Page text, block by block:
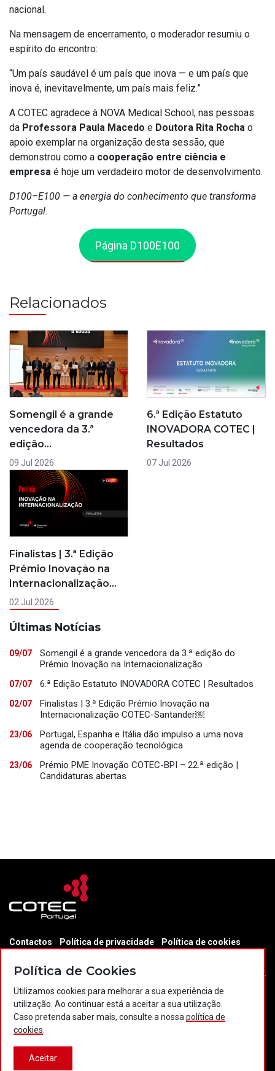
nacional.
Na mensagem de encerramento, o moderador resumiu o
espírito do encontro:
“Um país saudável é um país que inova — e um país que
inova é, inevitavelmente, um país mais feliz.”
A COTEC agradece à NOVA Medical School, nas pessoas
da Professora Paula Macedo e Doutora Rita Rocha o
apoio exemplar na organização desta sessão, que
demonstrou como a cooperação entre ciência e
empresa é hoje um verdadeiro motor de desenvolvimento.
D100–E100 — a energia do conhecimento que transforma
Portugal.
Página D100E100
Relacionados
Somengil é a grande
vencedora da 3.ª
edição…
09 Jul 2026
6.ª Edição Estatuto
INOVADORA COTEC |
Resultados
07 Jul 2026
Finalistas | 3.ª Edição
Prémio Inovação na
Internacionalização…
02 Jul 2026
Últimas Notícias
09/07
Somengil é a grande vencedora da 3.ª edição do
Prémio Inovação na Internacionalização
07/07 6.ª Edição Estatuto INOVADORA COTEC | Resultados
02/07
Finalistas | 3.ª Edição Prémio Inovação na
Internacionalização COTEC-Santander￼
23/06
Portugal, Espanha e Itália dão impulso a uma nova
agenda de cooperação tecnológica
23/06
Prémio PME Inovação COTEC-BPI – 22.ª edição |
Candidaturas abertas
Contactos Política de privacidade
Política de cookies
© 2026 COTEC Portugal. Todos os direitos reservados.
Plataforma co-financiada por:
Política de Cookies
Utilizamos cookies para melhorar a sua experiência de
utilização. Ao continuar está a aceitar a sua utilização.
Caso pretenda saber mais, consulte a nossa política de
cookies
Aceitar